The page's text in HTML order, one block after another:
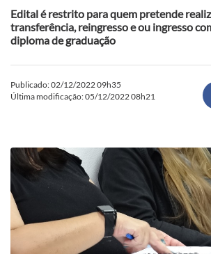
Edital é restrito para quem pretende
transferência, reingresso e ou ingresso
diploma de graduação
Publicado: 02/12/2022 09h35
Última modificação: 05/12/2022 08h21